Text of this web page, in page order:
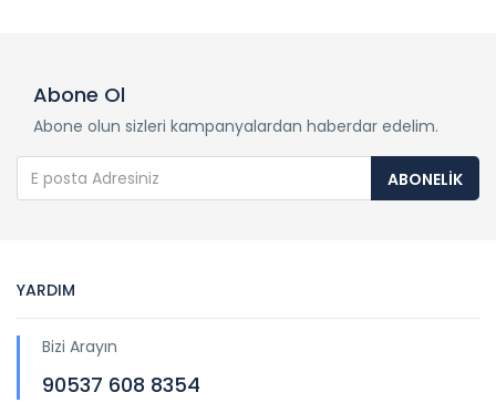
Abone Ol
Abone olun sizleri kampanyalardan haberdar edelim.
ABONELIK
YARDIM
Bizi Arayın
90537 608 8354